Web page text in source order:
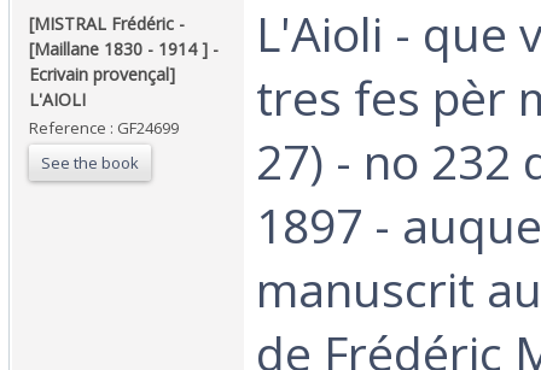
‎[MISTRAL Frédéric -
[Maillane 1830 - 1914 ] -
Ecrivain provençal]
L'AIOLI ‎
Reference : GF24699
See the book
‎L'Aioli - que
tres fes pèr
27) - no 232
1897 -
manuscrit
de Frédéric